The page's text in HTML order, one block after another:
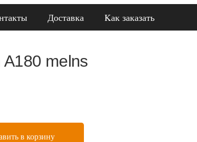
Доставка Kак заказать
A180 melns
в корзину